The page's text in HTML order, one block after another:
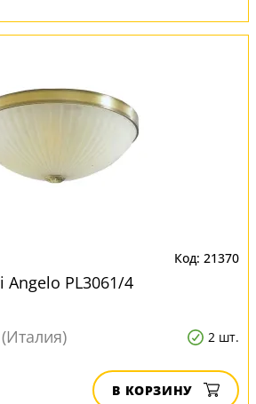
21370
Angelo PL3061/4
2 шт.
В КОРЗИНУ